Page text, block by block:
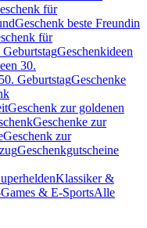
für
Geschenk beste Freundin
für
Geschenkideen
30.
GeburtstagGeschenke
Geschenk zur goldenen
Geschenke zur
Geschenk zur
Geschenkgutscheine
Klassiker &
& E-SportsAlle